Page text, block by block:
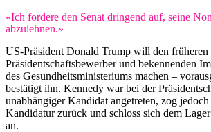
«Ich fordere den Senat dringend auf, seine
abzulehnen.»
US-Präsident Donald Trump will den früheren
Präsidentschaftsbewerber und bekennenden
des Gesundheitsministeriums machen –
bestätigt ihn. Kennedy war bei der
unabhängiger Kandidat angetreten, zog jedoch
Kandidatur zurück und schloss sich dem
an.